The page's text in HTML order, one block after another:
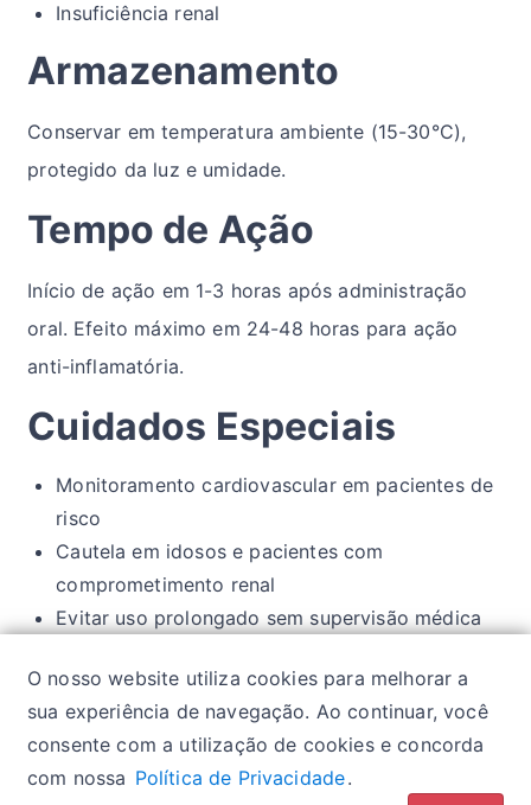
Insuficiência renal
Armazenamento
Conservar em temperatura ambiente (15-30°C),
protegido da luz e umidade.
Tempo de Ação
Início de ação em 1-3 horas após administração
oral. Efeito máximo em 24-48 horas para ação
anti-inflamatória.
Cuidados Especiais
Monitoramento cardiovascular em pacientes de
risco
Cautela em idosos e pacientes com
comprometimento renal
Evitar uso prolongado sem supervisão médica
úlcera gástrica
O nosso website utiliza cookies para melhorar a
sua experiência de navegação. Ao continuar, você
consente com a utilização de cookies e concorda
com nossa Política de Privacidade.